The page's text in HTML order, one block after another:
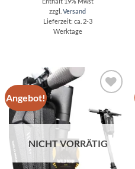
war:
61,90€
zzgl.Versand
Lieferzeit: ca. 2-3
Werktage
Angebot!
Wunschliste
NICHT VORRÄTIG